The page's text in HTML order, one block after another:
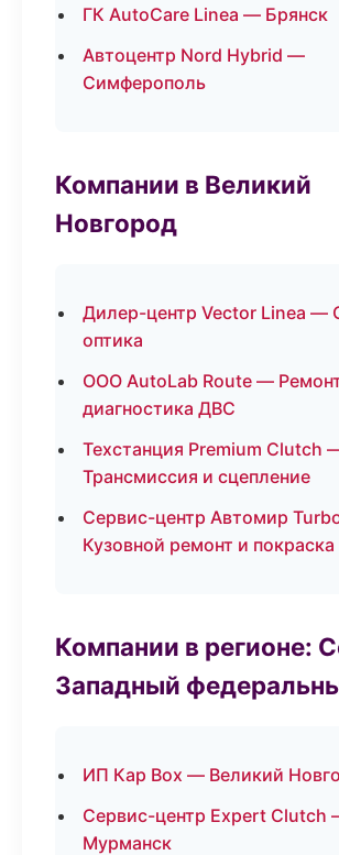
ГК AutoCare Linea — Брянск
Автоцентр Nord Hybrid —
Симферополь
Компании в Великий
Новгород
Дилер-центр Vector Linea —
оптика
ООО AutoLab Route —
диагностика ДВС
Техстанция Premium Clutch
Трансмиссия и сцепление
Сервис-центр Автомир
Кузовной ремонт и покраска
Компании в регионе:
Западный
ИП Кар Box — Великий
Сервис-центр Expert Clutch
Мурманск